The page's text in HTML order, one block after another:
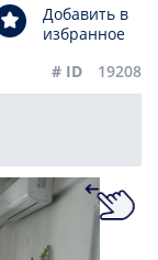
Добавить в
избранное
# ID
19208